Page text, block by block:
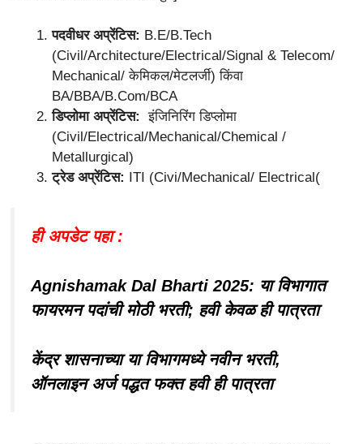
पदवीधर अप्रेंटिस: B.E/B.Tech
(Civil/Architecture/Electrical/Signal & Telecom/
Mechanical/ केमिकल/मेटलर्जी) किंवा
BA/BBA/B.Com/BCA
डिप्लोमा अप्रेंटिस: इंजिनिरिंग डिप्लोमा
(Civil/Electrical/Mechanical/Chemical /
Metallurgical)
ट्रेड अप्रेंटिस: ITI (Civi/Mechanical/ Electrical(
ही अपडेट पहा :
Agnishamak Dal Bharti 2025: या विभागात
फायरमन पदांची मोठी भरती; हवी केवळ ही पात्रता
केंद्र शासनाच्या या विभागमध्ये नवीन भरती,
ऑनलाइन अर्ज पद्धत फक्त हवी ही पात्रता